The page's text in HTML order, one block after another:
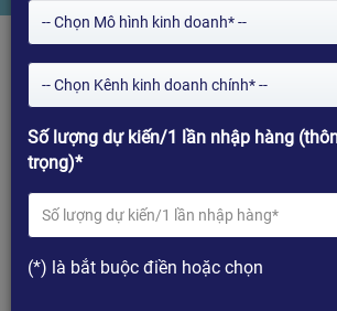
-- Chọn Mô hình kinh doanh* --
-- Chọn Kênh kinh doanh chính* --
Số lượng dự kiến/1 lần nhập hàng
trọng)*
(*) là bắt buộc điền hoặc chọn